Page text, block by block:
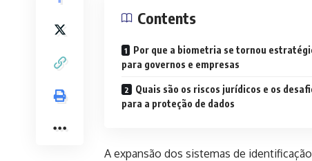
Contents
Por que a biometria se tornou
para governos e empresas
Quais são os riscos jurídicos e os
para a proteção de dados
A expansão dos sistemas de